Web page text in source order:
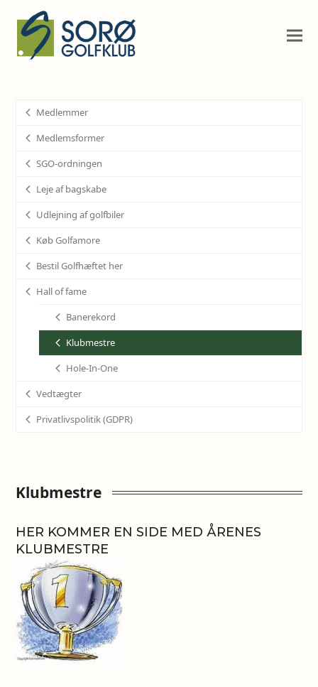
Medlemmer
Medlemsformer
SGO-ordningen
Leje af bagskabe
Udlejning af golfbiler
Køb Golfamore
Bestil Golfhæftet her
Hall of fame
Banerekord
Klubmestre
Hole-In-One
Vedtægter
Privatlivspolitik (GDPR)
Klubmestre
HER KOMMER EN SIDE MED ÅRENES
KLUBMESTRE